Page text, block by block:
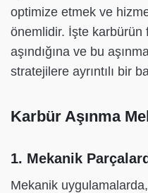
optimize etmek ve
önemlidir. İşte karbürün
aşındığına ve bu
stratejilere ayrıntılı bir
Karbür Aşınma
1. Mekanik
Mekanik